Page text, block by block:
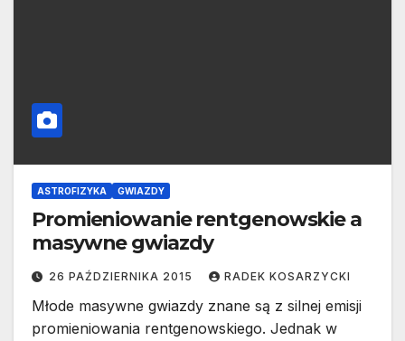
ASTROFIZYKA GWIAZDY
Promieniowanie rentgenowskie a
masywne gwiazdy
26 PAŹDZIERNIKA 2015 RADEK KOSARZYCKI
Młode masywne gwiazdy znane są z silnej emisji
promieniowania rentgenowskiego. Jednak w